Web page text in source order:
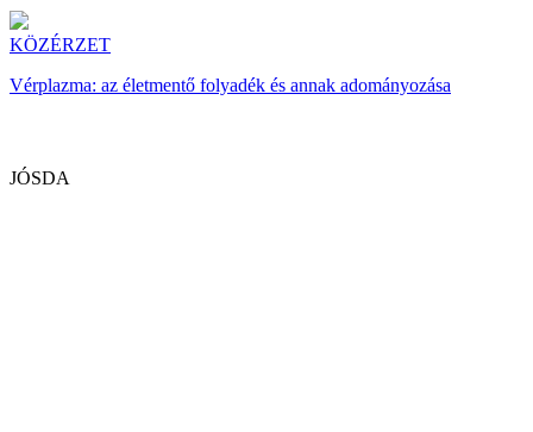
KÖZÉRZET
Vérplazma: az életmentő folyadék és annak adományozása
JÓSDA